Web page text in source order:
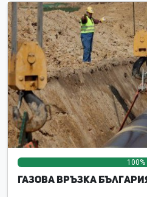
100%
Газова връзка